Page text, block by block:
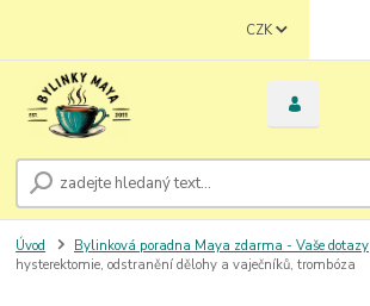
CZK
Úvod Bylinková poradna Maya zdarma - Vaše dotazy
hysterektomie, odstranění dělohy a vaječníků, trombóza